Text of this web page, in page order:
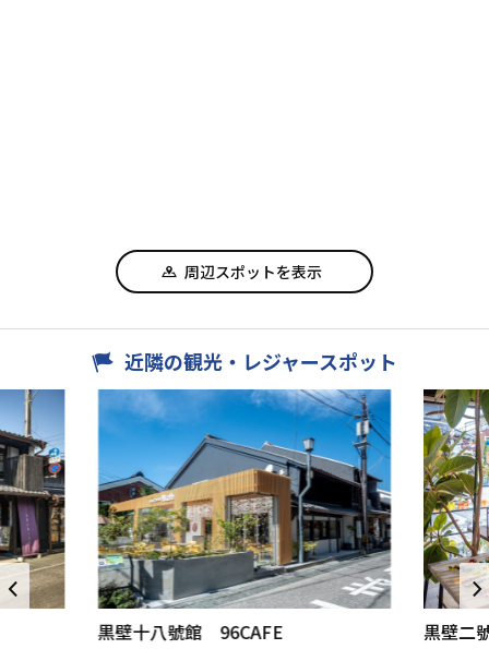
周辺スポットを表示
近隣の観光・レジャースポット
黒壁十八號館 96CAFE 黒壁二